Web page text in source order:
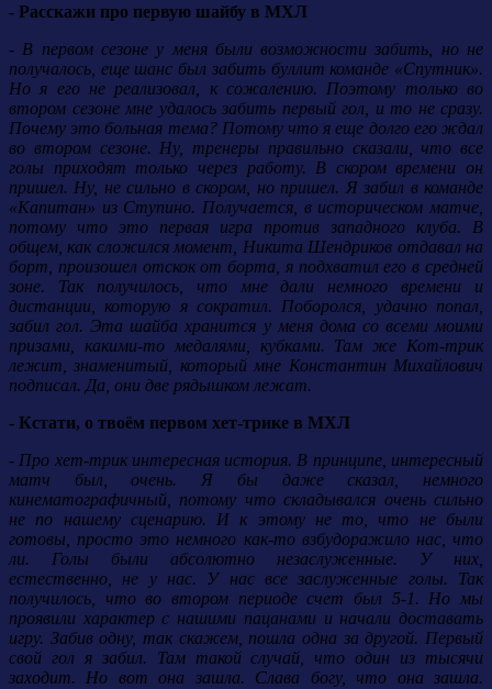
- Расскажи про первую шайбу в МХЛ
- В первом сезоне у меня были возможности забить, но не
получалось, еще шанс был забить буллит команде «Спутник».
Но я его не реализовал, к сожалению. Поэтому только во
втором сезоне мне удалось забить первый гол, и то не сразу.
Почему это больная тема? Потому что я еще долго его ждал
во втором сезоне. Ну, тренеры правильно сказали, что все
голы приходят только через работу. В скором времени он
пришел. Ну, не сильно в скором, но пришел. Я забил в команде
«Капитан» из Ступино. Получается, в историческом матче,
потому что это первая игра против западного клуба. В
общем, как сложился момент, Никита Шендриков отдавал на
борт, произошел отскок от борта, я подхватил его в средней
зоне. Так получилось, что мне дали немного времени и
дистанции, которую я сократил. Поборолся, удачно попал,
забил гол. Эта шайба хранится у меня дома со всеми моими
призами, какими-то медалями, кубками. Там же Кот-трик
лежит, знаменитый, который мне Константин Михайлович
подписал. Да, они две рядышком лежат.
- Кстати, о твоём первом хет-трике в МХЛ
- Про хет-трик интересная история. В принципе, интересный
матч был, очень. Я бы даже сказал, немного
кинематографичный, потому что складывался очень сильно
не по нашему сценарию. И к этому не то, что не были
готовы, просто это немного как-то взбудоражило нас, что
ли. Голы были абсолютно незаслуженные. У них,
естественно, не у нас. У нас все заслуженные голы. Так
получилось, что во втором периоде счет был 5-1. Но мы
проявили характер с нашими пацанами и начали доставать
игру. Забив одну, так скажем, пошла одна за другой. Первый
свой гол я забил. Там такой случай, что один из тысячи
заходит. Но вот она зашла. Слава богу, что она зашла.